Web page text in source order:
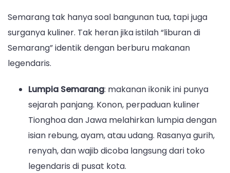
Semarang tak hanya soal bangunan tua, tapi juga
surganya kuliner. Tak heran jika istilah “liburan di
Semarang” identik dengan berburu makanan
legendaris.
Lumpia Semarang: makanan ikonik ini punya
sejarah panjang. Konon, perpaduan kuliner
Tionghoa dan Jawa melahirkan lumpia dengan
isian rebung, ayam, atau udang. Rasanya gurih,
renyah, dan wajib dicoba langsung dari toko
legendaris di pusat kota.